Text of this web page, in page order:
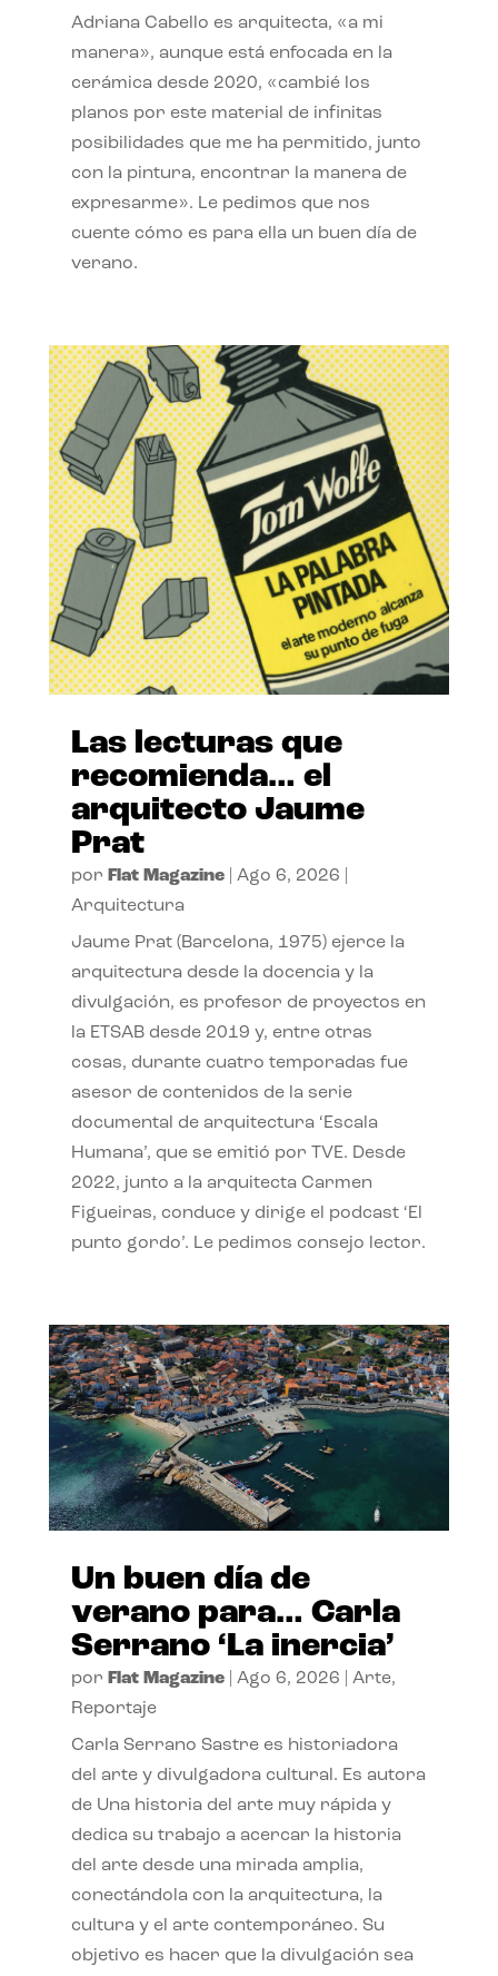
Adriana Cabello es arquitecta, «a mi
manera», aunque está enfocada en la
cerámica desde 2020, «cambié los
planos por este material de infinitas
posibilidades que me ha permitido, junto
con la pintura, encontrar la manera de
expresarme». Le pedimos que nos
cuente cómo es para ella un buen día de
verano.
Las lecturas que
recomienda… el
arquitecto Jaume
Prat
por Flat Magazine| Ago 6, 2026
Arquitectura
Jaume Prat (Barcelona, 1975) ejerce la
arquitectura desde la docencia y la
divulgación, es profesor de proyectos en
la ETSAB desde 2019 y, entre otras
cosas, durante cuatro temporadas fue
asesor de contenidos de la serie
documental de arquitectura ‘Escala
Humana’, que se emitió por TVE. Desde
2022, junto a la arquitecta Carmen
Figueiras, conduce y dirige el podcast ‘El
punto gordo’. Le pedimos consejo lector.
Un buen día de
verano para… Carla
Serrano ‘La inercia’
por Flat Magazine| Ago 6, 2026 Arte,
Reportaje
Carla Serrano Sastre es historiadora
del arte y divulgadora cultural. Es autora
de Una historia del arte muy rápida y
dedica su trabajo a acercar la historia
del arte desde una mirada amplia,
conectándola con la arquitectura, la
cultura y el arte contemporáneo. Su
objetivo es hacer que la divulgación sea